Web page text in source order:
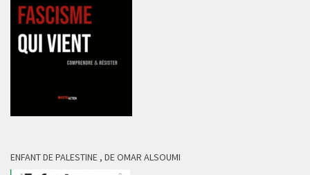
ENFANT DE PALESTINE , DE OMAR ALSOUMI